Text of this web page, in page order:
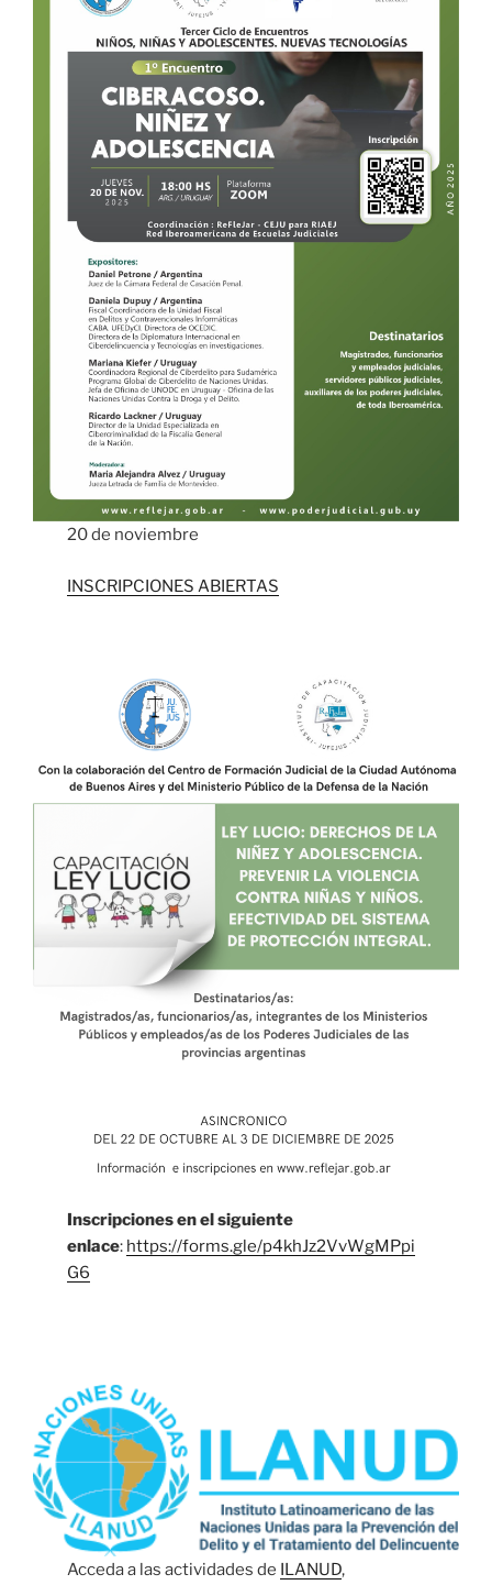
20 de noviembre
INSCRIPCIONES ABIERTAS
Inscripciones en el siguiente
enlace: https://forms.gle/p4khJz2VvWgMPpi
G6
Acceda a las actividades de ILANUD,